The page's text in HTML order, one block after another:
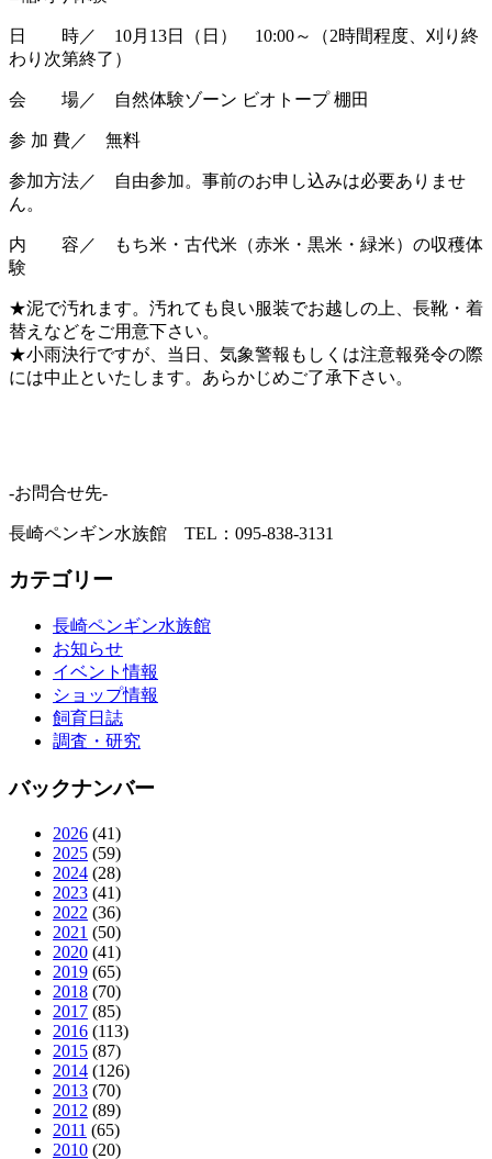
日 時／ 10月13日（日） 10:00～（2時間程度、刈り終
わり次第終了）
会 場／ 自然体験ゾーン ビオトープ 棚田
参 加 費／ 無料
参加方法／ 自由参加。事前のお申し込みは必要ありませ
ん。
内 容／ もち米・古代米（赤米・黒米・緑米）の収穫体
験
★泥で汚れます。汚れても良い服装でお越しの上、長靴・着
替えなどをご用意下さい。
★小雨決行ですが、当日、気象警報もしくは注意報発令の際
には中止といたします。あらかじめご了承下さい。
-お問合せ先-
長崎ペンギン水族館 TEL：095-838-3131
カテゴリー
長崎ペンギン水族館
お知らせ
イベント情報
ショップ情報
飼育日誌
調査・研究
バックナンバー
2026 (41)
2025 (59)
2024 (28)
2023 (41)
2022 (36)
2021 (50)
2020 (41)
2019 (65)
2018 (70)
2017 (85)
2016 (113)
2015 (87)
2014 (126)
2013 (70)
2012 (89)
2011 (65)
2010 (20)